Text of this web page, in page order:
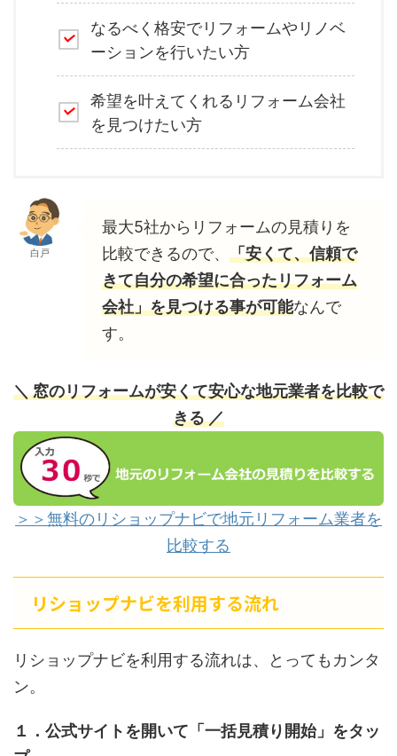
なるべく格安でリフォームやリノベ
ーションを行いたい方
希望を叶えてくれるリフォーム会社
を見つけたい方
白戸
最大5社からリフォームの見積りを
比較できるので、 「安くて、信頼で
きて自分の希望に合ったリフォーム
会社」を見つける事が可能なんで
す。
＼ 窓のリフォームが安くて安心な地元業者を比較で
きる ／
＞＞無料のリショップナビで地元リフォーム業者を
比較する
リショップナビを利用する流れ
リショップナビを利用する流れは、とってもカンタ
ン。
１．公式サイトを開いて「一括見積り開始」をタッ